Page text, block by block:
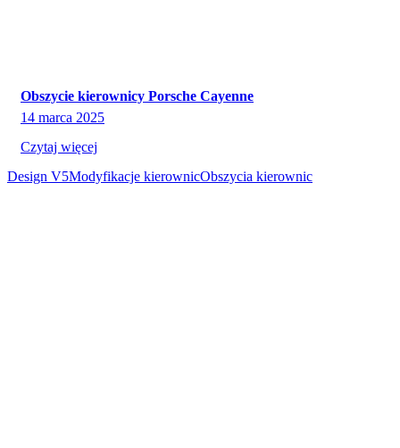
Obszycie kierownicy Porsche Cayenne
14 marca 2025
Czytaj więcej
Design V5Modyfikacje kierownicObszycia kierownic